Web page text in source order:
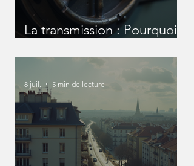
La transmission : Pourquoi
avant qu'il ne soit trop tard
?
8 juil. 5 min de lecture